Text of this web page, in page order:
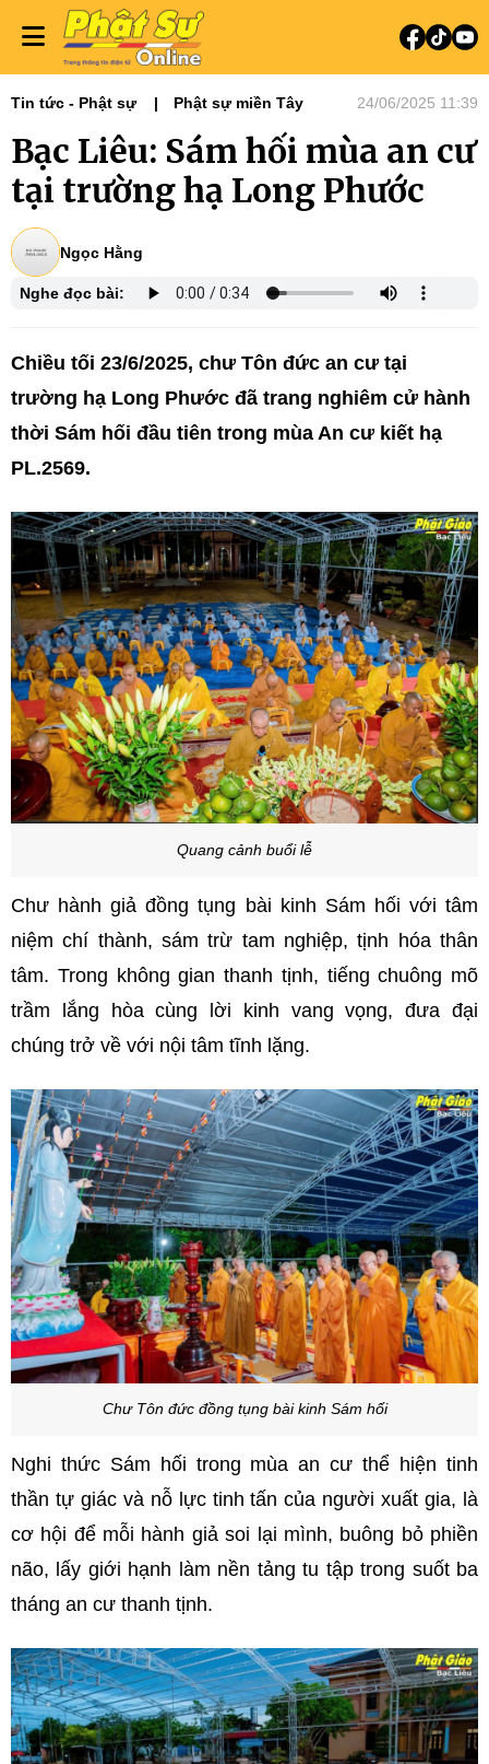
Tin tức - Phật sự Phật sự miền Tây 24/06/2025 11:39
Bạc Liêu: Sám hối mùa an cư
tại trường hạ Long Phước
Ngọc Hằng
Nghe đọc bài:
Chiều tối 23/6/2025, chư Tôn đức an cư tại
trường hạ Long Phước đã trang nghiêm cử hành
thời Sám hối đầu tiên trong mùa An cư kiết hạ
PL.2569.
Quang cảnh buổi lễ
Chư hành giả đồng tụng bài kinh Sám hối với tâm
niệm chí thành, sám trừ tam nghiệp, tịnh hóa thân
tâm. Trong không gian thanh tịnh, tiếng chuông mõ
trầm lắng hòa cùng lời kinh vang vọng, đưa đại
chúng trở về với nội tâm tĩnh lặng.
Chư Tôn đức đồng tụng bài kinh Sám hối
Nghi thức Sám hối trong mùa an cư thể hiện tinh
thần tự giác và nỗ lực tinh tấn của người xuất gia, là
cơ hội để mỗi hành giả soi lại mình, buông bỏ phiền
não, lấy giới hạnh làm nền tảng tu tập trong suốt ba
tháng an cư thanh tịnh.